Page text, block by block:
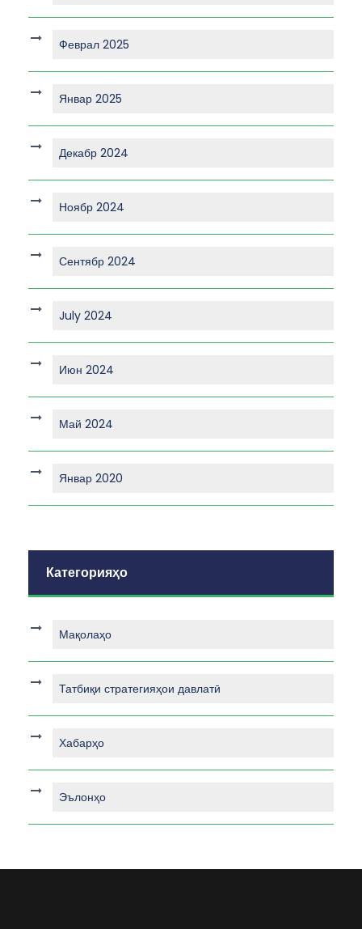
Феврал 2025
Январ 2025
Декабр 2024
Ноябр 2024
Сентябр 2024
July 2024
Июн 2024
Май 2024
Январ 2020
Категорияҳо
Мақолаҳо
Татбиқи стратегияҳои давлатӣ
Хабарҳо
Эълонҳо